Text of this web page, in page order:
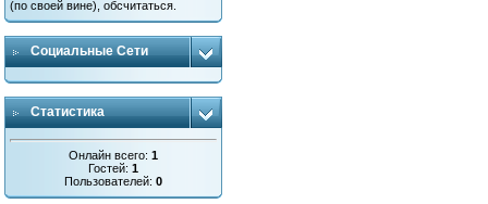
(по своей вине), обсчитаться.
Социальные Сети
Статистика
Онлайн всего:1
Гостей:1
Пользователей:0